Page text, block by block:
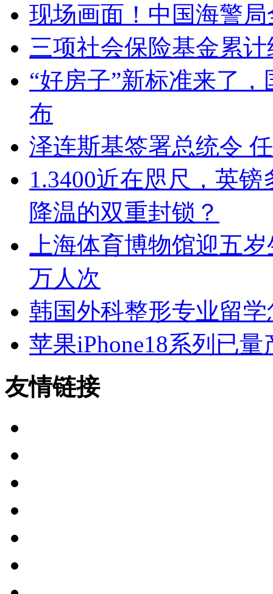
现场画面！中国海警
三项社会保险基金累
“好房子”新标准来了
布
泽连斯基签署总统令
1.3400近在咫尺，英
降温的双重封锁？
上海体育博物馆迎五
万人次
韩国外科整形专业留
苹果iPhone18系列已量
友情链接